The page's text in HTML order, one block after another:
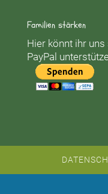
Familien stärken
Hier könnt ihr
PayPal